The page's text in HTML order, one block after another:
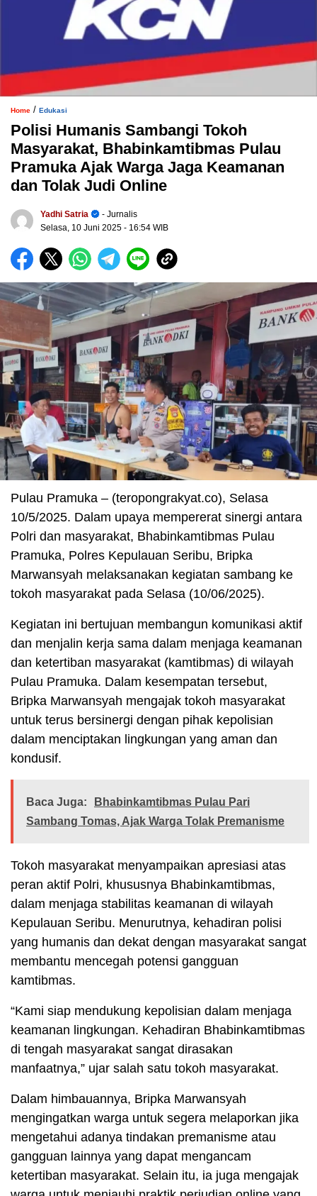
Home / Edukasi
Polisi Humanis Sambangi Tokoh
Masyarakat, Bhabinkamtibmas Pulau
Pramuka Ajak Warga Jaga Keamanan
dan Tolak Judi Online
Yadhi Satria
- Jurnalis
Selasa, 10 Juni 2025 - 16:54 WIB
Pulau Pramuka – (teropongrakyat.co), Selasa
10/5/2025. Dalam upaya mempererat sinergi antara
Polri dan masyarakat, Bhabinkamtibmas Pulau
Pramuka, Polres Kepulauan Seribu, Bripka
Marwansyah melaksanakan kegiatan sambang ke
tokoh masyarakat pada Selasa (10/06/2025).
Kegiatan ini bertujuan membangun komunikasi aktif
dan menjalin kerja sama dalam menjaga keamanan
dan ketertiban masyarakat (kamtibmas) di wilayah
Pulau Pramuka. Dalam kesempatan tersebut,
Bripka Marwansyah mengajak tokoh masyarakat
untuk terus bersinergi dengan pihak kepolisian
dalam menciptakan lingkungan yang aman dan
kondusif.
Baca Juga:
Bhabinkamtibmas Pulau Pari
Sambang Tomas, Ajak Warga Tolak Premanisme
Tokoh masyarakat menyampaikan apresiasi atas
peran aktif Polri, khususnya Bhabinkamtibmas,
dalam menjaga stabilitas keamanan di wilayah
Kepulauan Seribu. Menurutnya, kehadiran polisi
yang humanis dan dekat dengan masyarakat sangat
membantu mencegah potensi gangguan
kamtibmas.
“Kami siap mendukung kepolisian dalam menjaga
keamanan lingkungan. Kehadiran Bhabinkamtibmas
di tengah masyarakat sangat dirasakan
manfaatnya,” ujar salah satu tokoh masyarakat.
Dalam himbauannya, Bripka Marwansyah
mengingatkan warga untuk segera melaporkan jika
mengetahui adanya tindakan premanisme atau
gangguan lainnya yang dapat mengancam
ketertiban masyarakat. Selain itu, ia juga mengajak